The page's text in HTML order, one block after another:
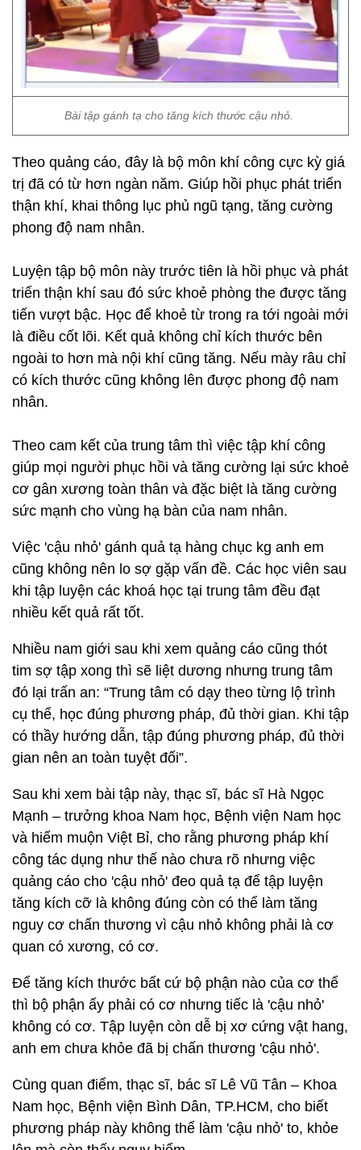
Bài tập gánh tạ cho tăng kích thước cậu nhỏ.
Theo quảng cáo, đây là bộ môn khí công cực kỳ giá
trị đã có từ hơn ngàn năm. Giúp hồi phục phát triển
thận khí, khai thông lục phủ ngũ tạng, tăng cường
phong độ nam nhân.
Luyện tập bộ môn này trước tiên là hồi phục và phát
triển thận khí sau đó sức khoẻ phòng the được tăng
tiến vượt bậc. Học để khoẻ từ trong ra tới ngoài mới
là điều cốt lõi. Kết quả không chỉ kích thước bên
ngoài to hơn mà nội khí cũng tăng. Nếu mày râu chỉ
có kích thước cũng không lên được phong độ nam
nhân.
Theo cam kết của trung tâm thì việc tập khí công
giúp mọi người phục hồi và tăng cường lại sức khoẻ
cơ gân xương toàn thân và đặc biệt là tăng cường
sức mạnh cho vùng hạ bàn của nam nhân.
Việc 'cậu nhỏ' gánh quả tạ hàng chục kg anh em
cũng không nên lo sợ gặp vấn đề. Các học viên sau
khi tập luyện các khoá học tại trung tâm đều đạt
nhiều kết quả rất tốt.
Nhiều nam giới sau khi xem quảng cáo cũng thót
tim sợ tập xong thì sẽ liệt dương nhưng trung tâm
đó lại trấn an: “Trung tâm có dạy theo từng lộ trình
cụ thể, học đúng phương pháp, đủ thời gian. Khi tập
có thầy hướng dẫn, tập đúng phương pháp, đủ thời
gian nên an toàn tuyệt đối”.
Sau khi xem bài tập này, thạc sĩ, bác sĩ Hà Ngọc
Mạnh – trưởng khoa Nam học, Bệnh viện Nam học
và hiếm muộn Việt Bỉ, cho rằng phương pháp khí
công tác dụng như thế nào chưa rõ nhưng việc
quảng cáo cho 'cậu nhỏ' đeo quả tạ để tập luyện
tăng kích cỡ là không đúng còn có thể làm tăng
nguy cơ chấn thương vì cậu nhỏ không phải là cơ
quan có xương, có cơ.
Để tăng kích thước bất cứ bộ phận nào của cơ thể
thì bộ phận ấy phải có cơ nhưng tiếc là 'cậu nhỏ'
không có cơ. Tập luyện còn dễ bị xơ cứng vật hang,
anh em chưa khỏe đã bị chấn thương 'cậu nhỏ'.
Cùng quan điểm, thạc sĩ, bác sĩ Lê Vũ Tân – Khoa
Nam học, Bệnh viện Bình Dân, TP.HCM, cho biết
phương pháp này không thể làm 'cậu nhỏ' to, khỏe